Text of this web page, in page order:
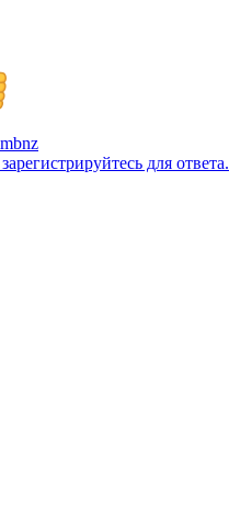
для ответа.